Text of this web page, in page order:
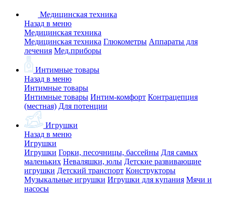
Медицинская техника
Назад в меню
Медицинская техника
Медицинская техника Глюкометры Аппараты для
лечения Мед.приборы
Интимные товары
Назад в меню
Интимные товары
Интимные товары Интим-комфорт Контрацепция
(местная) Для потенции
Игрушки
Назад в меню
Игрушки
Игрушки Горки, песочницы, бассейны Для самых
маленьких Неваляшки, юлы Детские развивающие
игрушки Детский транспорт Конструкторы
Музыкальные игрушки Игрушки для купания Мячи и
насосы